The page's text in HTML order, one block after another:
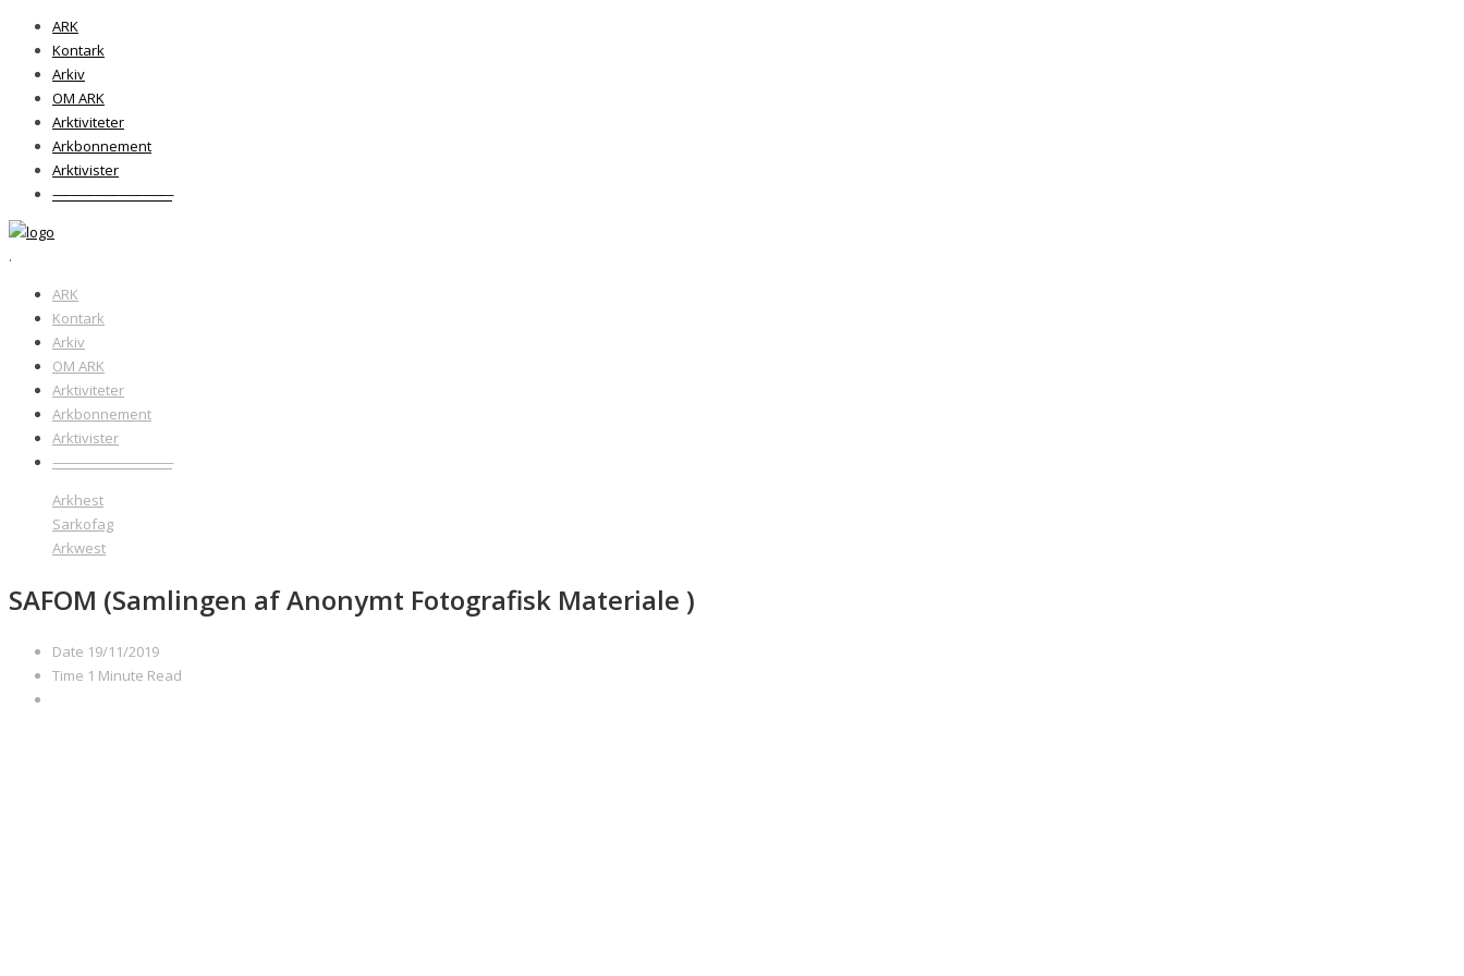
ARK
Kontark
Arkiv
OM ARK
Arktiviteter
Arkbonnement
Arktivister
——————————
.
ARK
Kontark
Arkiv
OM ARK
Arktiviteter
Arkbonnement
Arktivister
——————————
Arkhest
Sarkofag
Arkwest
SAFOM (Samlingen af Anonymt Fotografisk Materiale )
Date 19/11/2019
Time 1 Minute Read